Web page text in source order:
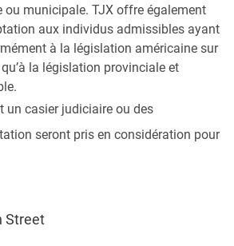
ou municipale. TJX offre également
aux individus admissibles ayant
à la législation américaine sur
la législation provinciale et
un casier judiciaire ou des
seront pris en considération pour
Street